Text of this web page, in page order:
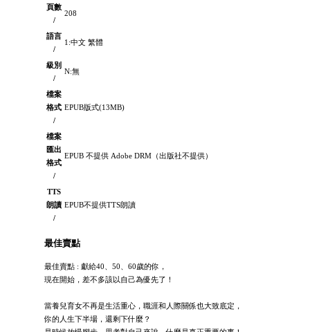
頁數
/
208
語言
/
1:中文 繁體
級別
/
N:無
檔案
格式
/
EPUB版式(13MB)
檔案
匯出
格式
/
EPUB 不提供 Adobe DRM（出版社不提供）
TTS
朗讀
/
EPUB不提供TTS朗讀
最佳賣點
最佳賣點 : 獻給40、50、60歲的你，
現在開始，差不多該以自己為優先了！
當養兒育女不再是生活重心，職涯和人際關係也大致底定，
你的人生下半場，還剩下什麼？